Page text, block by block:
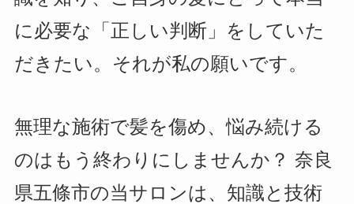
に必要な「正しい判断」をしていた
だきたい。それが私の願いです。
無理な施術で髪を傷め、悩み続ける
のはもう終わりにしませんか？ 奈良
県五條市の当サロンは、知識と技術